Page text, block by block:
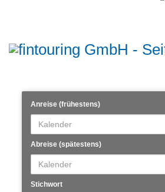
Anreise (frühestens)
Abreise (spätestens)
Stichwort